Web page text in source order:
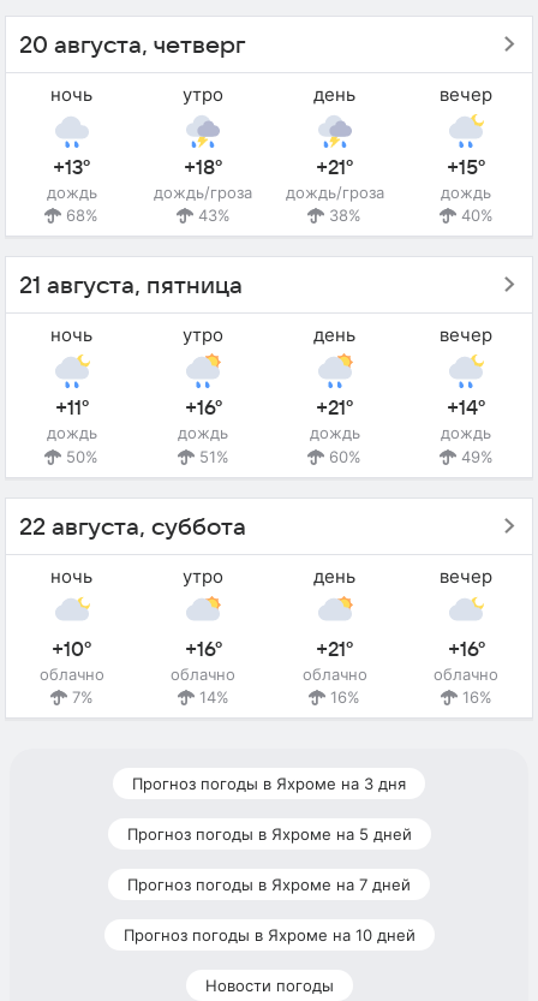
20 августа, четверг
ночь
+13°
дождь
68%
утро
+18°
дождь/гроза
43%
день
+21°
дождь/гроза
38%
вечер
+15°
дождь
40%
21 августа, пятница
ночь
+11°
дождь
50%
утро
+16°
дождь
51%
день
+21°
дождь
60%
вечер
+14°
дождь
49%
22 августа, суббота
ночь
+10°
облачно
7%
утро
+16°
облачно
14%
день
+21°
облачно
16%
вечер
+16°
облачно
16%
Прогноз погоды в Яхроме на 3 дня
Прогноз погоды в Яхроме на 5 дней
Прогноз погоды в Яхроме на 7 дней
Прогноз погоды в Яхроме на 10 дней
Новости погоды